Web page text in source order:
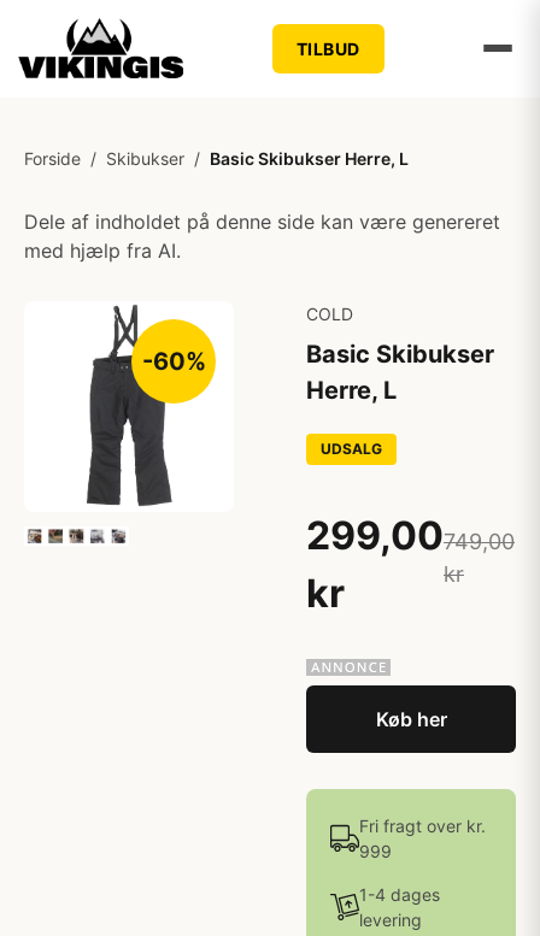
TILBUD
Forside / Skibukser / Basic Skibukser Herre, L
Dele af indholdet på denne side kan være genereret
med hjælp fra AI.
-60%
COLD
Basic Skibukser
Herre, L
UDSALG
299,00
kr
749,00
kr
Køb her
Fri fragt over kr.
999
1-4 dages
levering